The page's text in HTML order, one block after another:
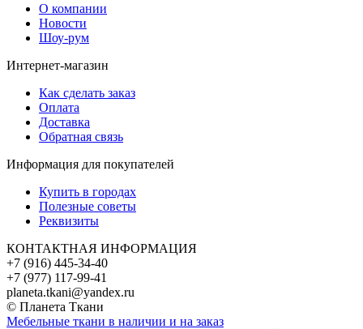
О компании
Новости
Шоу-рум
Интернет-магазин
Как сделать заказ
Оплата
Доставка
Обратная связь
Информация для покупателей
Купить в городах
Полезные советы
Реквизиты
КОНТАКТНАЯ ИНФОРМАЦИЯ
+7 (916) 445-34-40
+7 (977) 117-99-41
planeta.tkani@yandex.ru
© Планета Ткани
Мебельные ткани в наличии и на заказ